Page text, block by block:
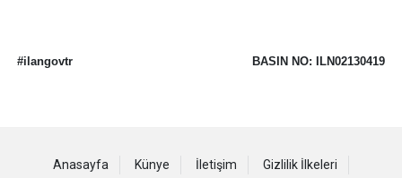
#ilangovtr BASIN NO: ILN02130419
Anasayfa Künye İletişim Gizlilik İlkeleri